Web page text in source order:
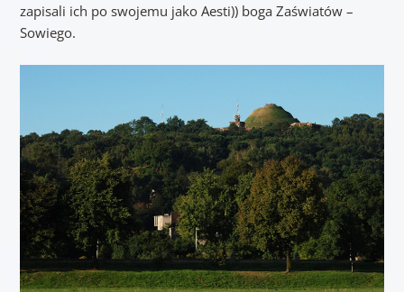
zapisali ich po swojemu jako Aesti)) boga Zaświatów –
Sowiego.